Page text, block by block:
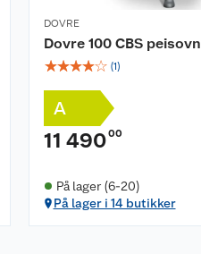
DOVRE
Dovre 100 CBS peisovn
☆☆☆☆☆ (1)
A
11 49000
På lager (6-20)
På lager i 14 butikker